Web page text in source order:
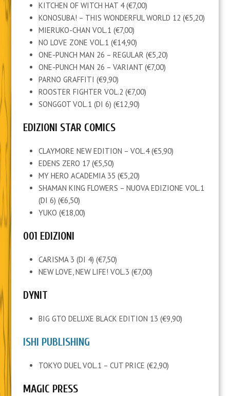
KITCHEN OF WITCH HAT 4 (€7,00)
KONOSUBA! – THIS WONDERFUL WORLD 12 (€5,20)
MIERUKO-CHAN VOL.1 (€7,00)
NO LOVE ZONE VOL.1 (€14,90)
ONE-PUNCH MAN 26 – REGULAR (€5,20)
ONE-PUNCH MAN 26 – VARIANT (€7,00)
PARNO GRAFFITI (€9,90)
ROOSTER FIGHTER VOL.2 (€7,00)
SONGGOT VOL.1 (DI 6) (€12,90)
EDIZIONI STAR COMICS
CLAYMORE NEW EDITION – VOL.4 (€5,90)
EDENS ZERO 17 (€5,50)
MY HERO ACADEMIA 35 (€5,20)
SHAMAN KING FLOWERS – NUOVA EDIZIONE VOL.1
(DI 6) (€6,50)
YUKO (€18,00)
001 EDIZIONI
CARISMA 3 (DI 4) (€7,50)
NEW LOVE, NEW LIFE! VOL.3 (€7,00)
DYNIT
BIG GTO DELUXE BLACK EDITION 13 (€9,90)
ISHI PUBLISHING
TOKYO DUEL VOL.1 – CUT PRICE (€2,90)
MAGIC PRESS